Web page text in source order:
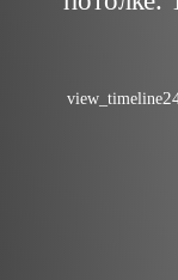
view_timeline